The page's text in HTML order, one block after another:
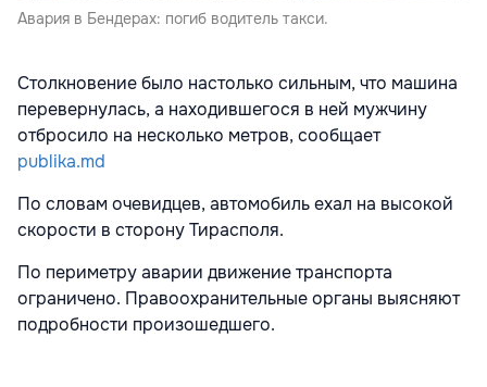
Авария в Бендерах: погиб водитель такси.
Столкновение было настолько сильным, что машина
перевернулась, а находившегося в ней мужчину
отбросило на несколько метров, сообщает
publika.md
По словам очевидцев, автомобиль ехал на высокой
скорости в сторону Тирасполя.
По периметру аварии движение транспорта
ограничено. Правоохранительные органы выясняют
подробности произошедшего.